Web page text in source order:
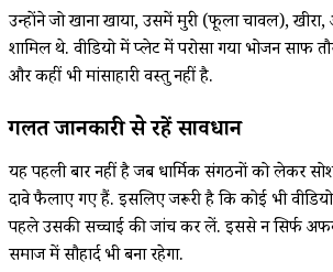
उन्होंने जो खाना खाया, उसमें मुरी (फूला चावल),
शामिल थे. वीडियो में प्लेट में परोसा गया भोजन साफ
और कहीं भी मांसाहारी वस्तु नहीं है.
गलत जानकारी से रहें सावधान
यह पहली बार नहीं है जब धार्मिक संगठनों को लेकर
दावे फैलाए गए हैं. इसलिए जरूरी है कि कोई भी
पहले उसकी सच्चाई की जांच कर लें. इससे न सिर्फ
समाज में सौहार्द भी बना रहेगा.